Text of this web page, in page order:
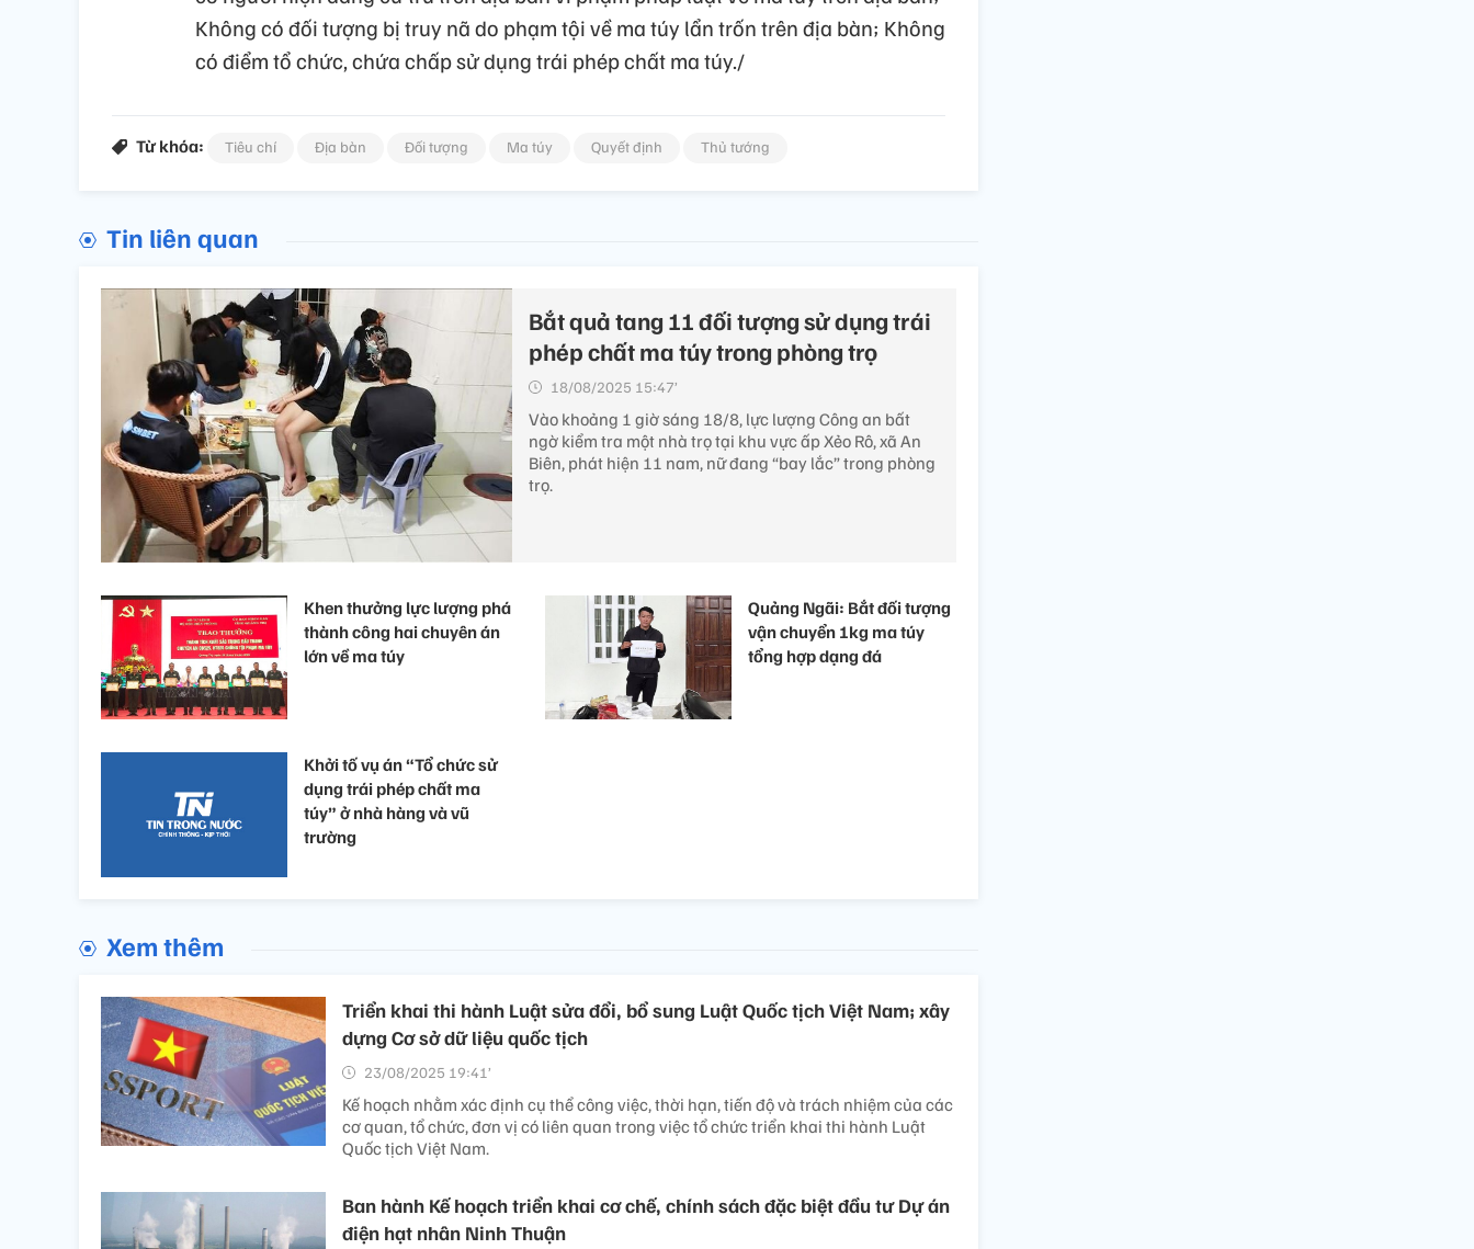
Không có đối tượng bị truy nã do phạm tội về ma túy lẩn trốn trên địa bàn; Không
có điểm tổ chức, chứa chấp sử dụng trái phép chất ma túy./
Từ khóa: Tiêu chí Địa bàn Đối tượng Ma túy Quyết định Thủ tướng
Tin liên quan
Bắt quả tang 11 đối tượng sử dụng trái
phép chất ma túy trong phòng trọ
18/08/2025 15:47’
Vào khoảng 1 giờ sáng 18/8, lực lượng Công an bất
ngờ kiểm tra một nhà trọ tại khu vực ấp Xẻo Rô, xã An
Biên, phát hiện 11 nam, nữ đang “bay lắc” trong phòng
trọ.
Khen thưởng lực lượng phá
thành công hai chuyên án
lớn về ma túy
Quảng Ngãi: Bắt đối tượng
vận chuyển 1kg ma túy
tổng hợp dạng đá
Khởi tố vụ án “Tổ chức sử
dụng trái phép chất ma
túy” ở nhà hàng và vũ
trường
Xem thêm
Triển khai thi hành Luật sửa đổi, bổ sung Luật Quốc tịch Việt Nam; xây
dựng Cơ sở dữ liệu quốc tịch
23/08/2025 19:41’
Kế hoạch nhằm xác định cụ thể công việc, thời hạn, tiến độ và trách nhiệm của các
cơ quan, tổ chức, đơn vị có liên quan trong việc tổ chức triển khai thi hành Luật
Quốc tịch Việt Nam.
Ban hành Kế hoạch triển khai cơ chế, chính sách đặc biệt đầu tư Dự án
điện hạt nhân Ninh Thuận